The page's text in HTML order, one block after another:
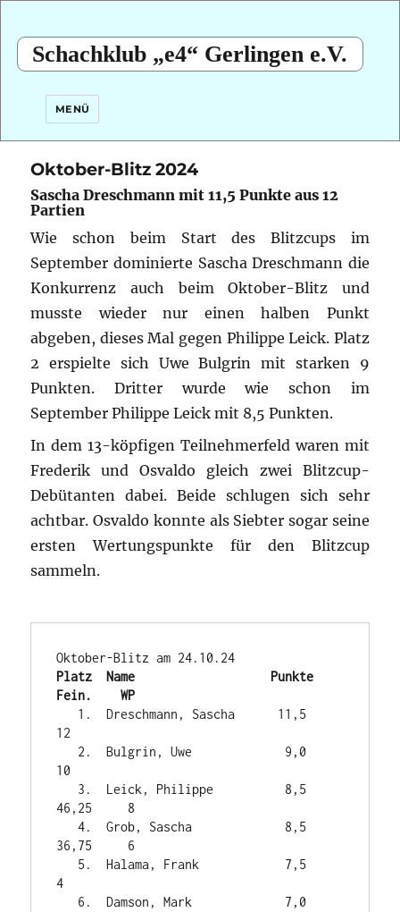
Schachklub „e4“ Gerlingen e.V.
MENÜ
Oktober-Blitz 2024
Sascha Dreschmann mit 11,5 Punkte aus 12
Partien
Wie schon beim Start des Blitzcups im
September dominierte Sascha Dreschmann die
Konkurrenz auch beim Oktober-Blitz und
musste wieder nur einen halben Punkt
abgeben, dieses Mal gegen Philippe Leick. Platz
2 erspielte sich Uwe Bulgrin mit starken 9
Punkten. Dritter wurde wie schon im
September Philippe Leick mit 8,5 Punkten.
In dem 13-köpfigen Teilnehmerfeld waren mit
Frederik und Osvaldo gleich zwei Blitzcup-
Debütanten dabei. Beide schlugen sich sehr
achtbar. Osvaldo konnte als Siebter sogar seine
ersten Wertungspunkte für den Blitzcup
sammeln.
Platz  Name                   Punkte
Fein.    WP
12
10
46,25     8
   4.  Grob, Sascha             8,5
36,75     6
4